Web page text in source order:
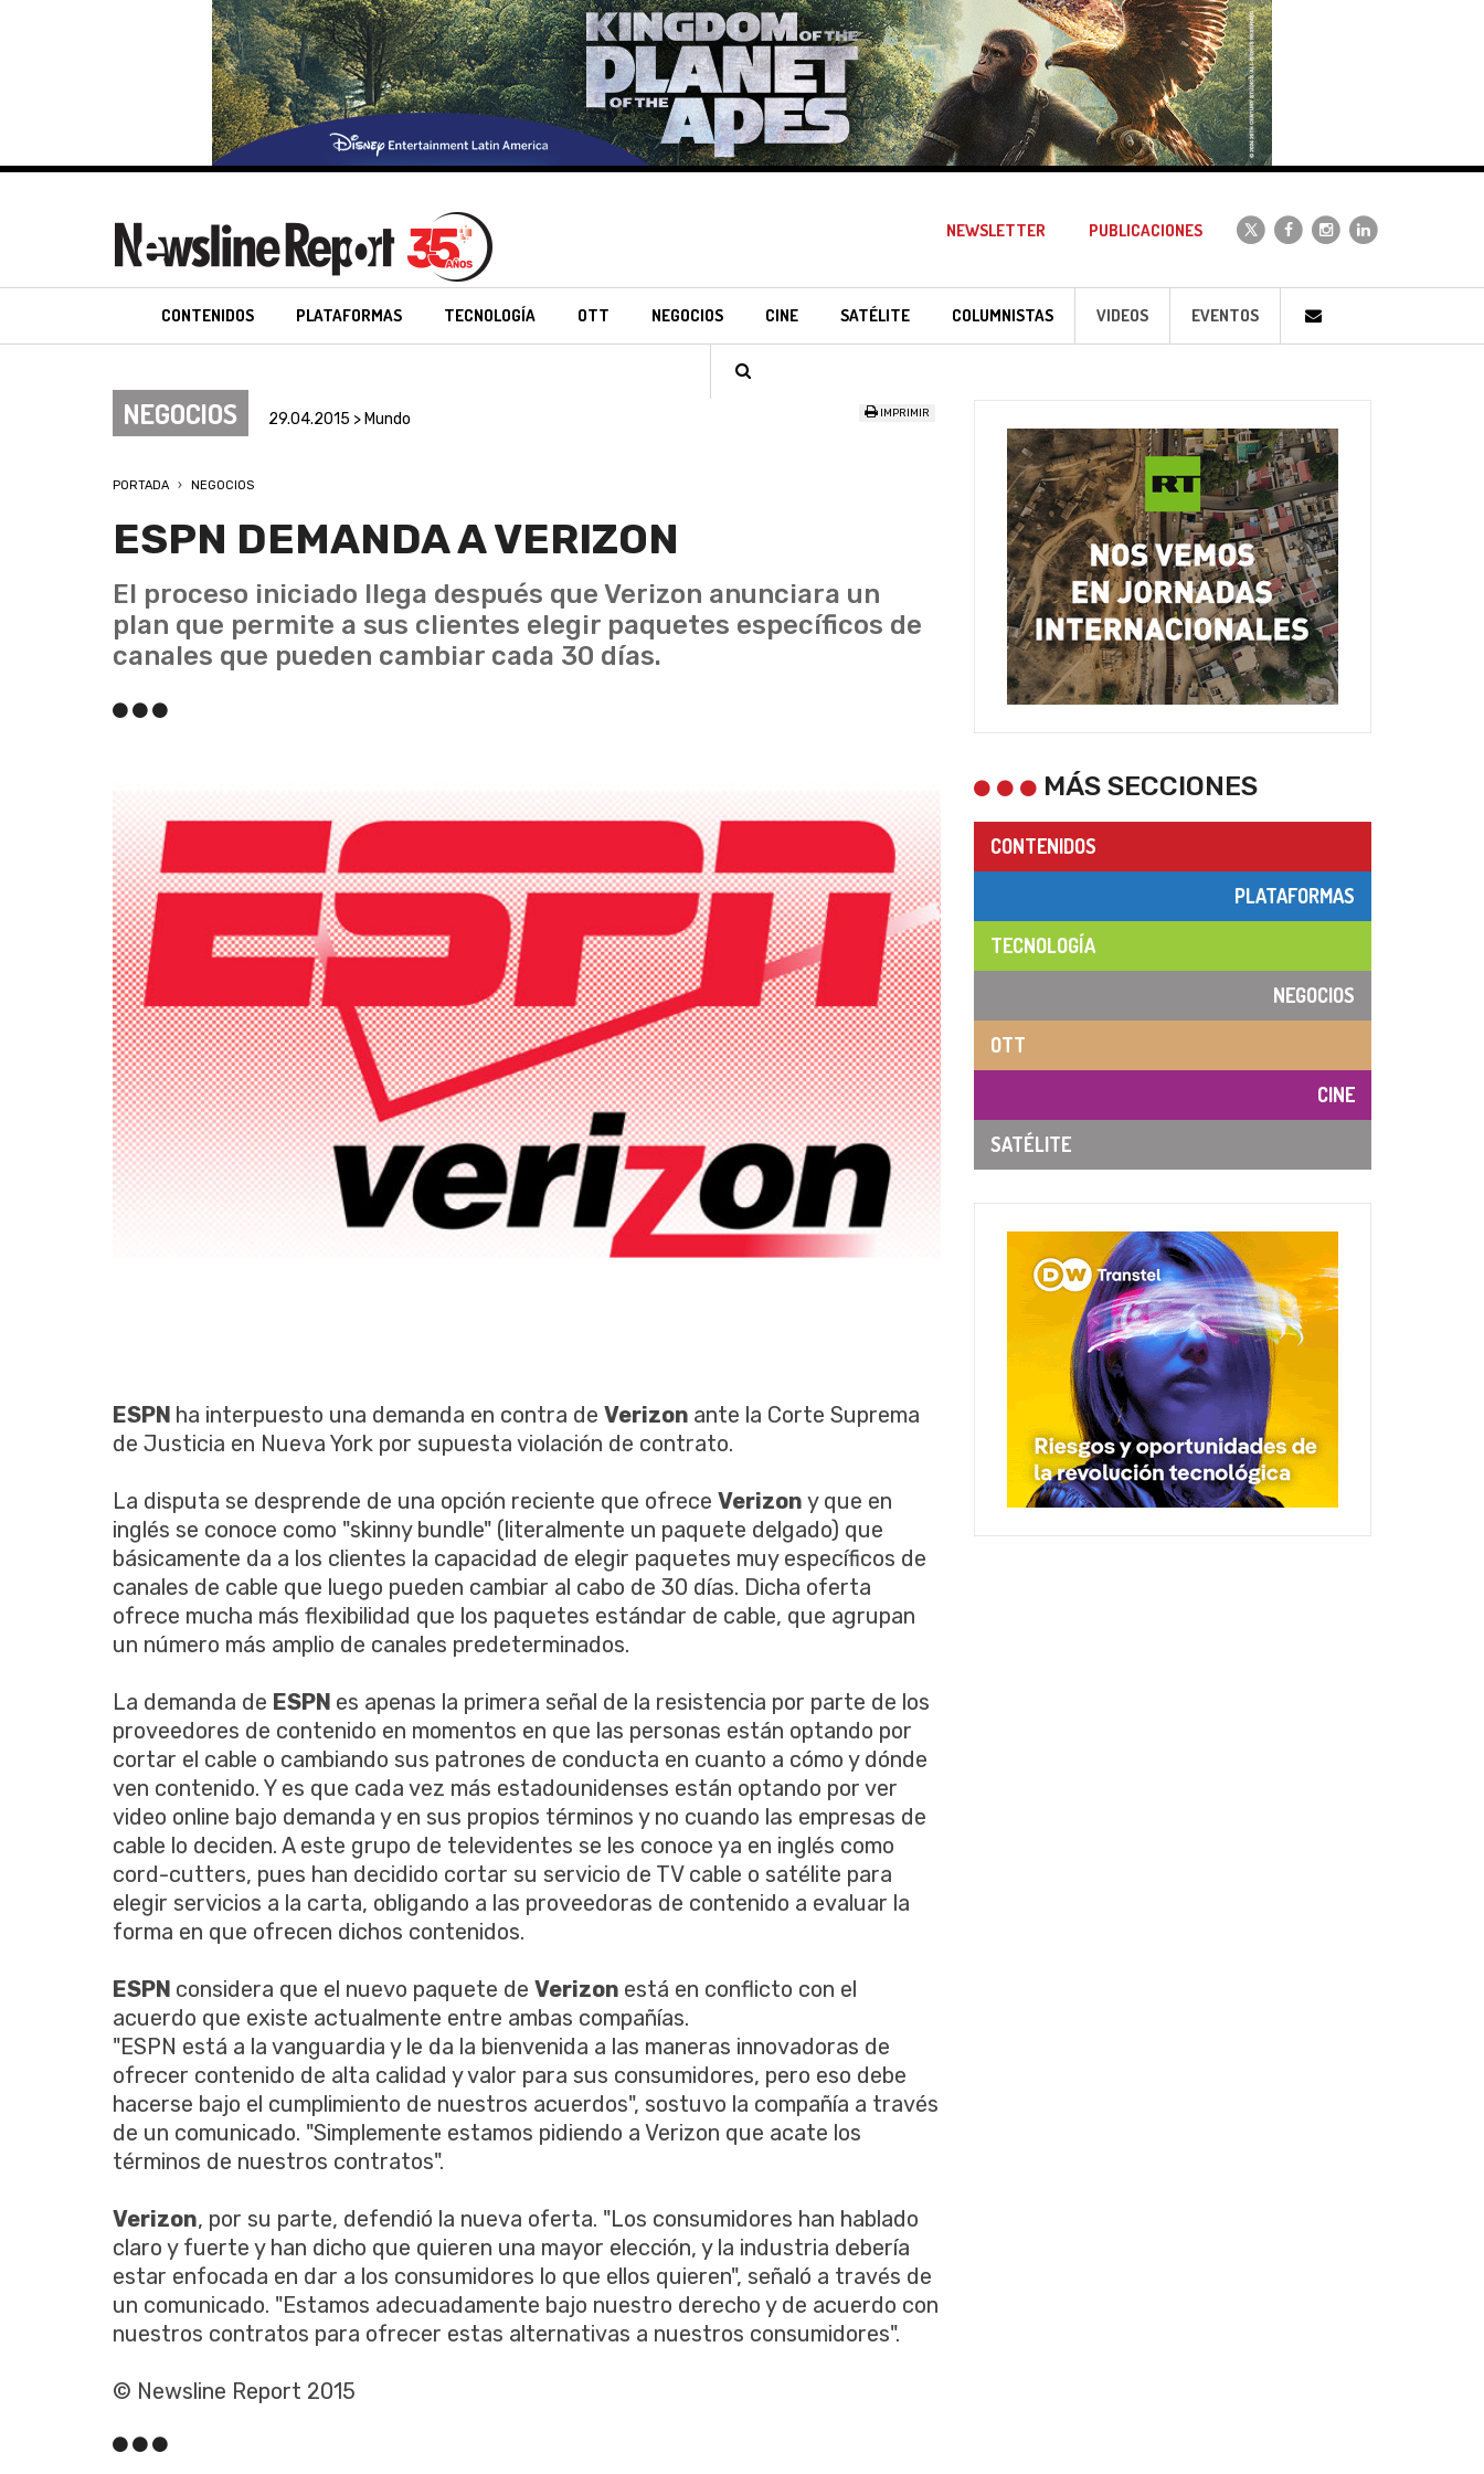
NEWSLETTER PUBLICACIONES
CONTENIDOS PLATAFORMAS TECNOLOGÍA OTT NEGOCIOS CINE SATÉLITE COLUMNISTAS VIDEOS EVENTOS
NEGOCIOS 29.04.2015 > Mundo IMPRIMIR
PORTADA NEGOCIOS
ESPN DEMANDA A VERIZON
El proceso iniciado llega después que Verizon anunciara un
plan que permite a sus clientes elegir paquetes específicos de
canales que pueden cambiar cada 30 días.
ESPN ha interpuesto una demanda en contra de Verizon ante la Corte Suprema
de Justicia en Nueva York por supuesta violación de contrato.
La disputa se desprende de una opción reciente que ofrece Verizon y que en
inglés se conoce como "skinny bundle" (literalmente un paquete delgado) que
básicamente da a los clientes la capacidad de elegir paquetes muy específicos de
canales de cable que luego pueden cambiar al cabo de 30 días. Dicha oferta
ofrece mucha más flexibilidad que los paquetes estándar de cable, que agrupan
un número más amplio de canales predeterminados.
La demanda de ESPN es apenas la primera señal de la resistencia por parte de los
proveedores de contenido en momentos en que las personas están optando por
cortar el cable o cambiando sus patrones de conducta en cuanto a cómo y dónde
ven contenido. Y es que cada vez más estadounidenses están optando por ver
video online bajo demanda y en sus propios términos y no cuando las empresas de
cable lo deciden. A este grupo de televidentes se les conoce ya en inglés como
cord-cutters, pues han decidido cortar su servicio de TV cable o satélite para
elegir servicios a la carta, obligando a las proveedoras de contenido a evaluar la
forma en que ofrecen dichos contenidos.
ESPN considera que el nuevo paquete de Verizon está en conflicto con el
acuerdo que existe actualmente entre ambas compañías.
"ESPN está a la vanguardia y le da la bienvenida a las maneras innovadoras de
ofrecer contenido de alta calidad y valor para sus consumidores, pero eso debe
hacerse bajo el cumplimiento de nuestros acuerdos", sostuvo la compañía a través
de un comunicado. "Simplemente estamos pidiendo a Verizon que acate los
términos de nuestros contratos".
Verizon, por su parte, defendió la nueva oferta. "Los consumidores han hablado
claro y fuerte y han dicho que quieren una mayor elección, y la industria debería
estar enfocada en dar a los consumidores lo que ellos quieren", señaló a través de
un comunicado. "Estamos adecuadamente bajo nuestro derecho y de acuerdo con
nuestros contratos para ofrecer estas alternativas a nuestros consumidores".
© Newsline Report 2015
MÁS SECCIONES
CONTENIDOS
PLATAFORMAS
TECNOLOGÍA
NEGOCIOS
OTT
CINE
SATÉLITE